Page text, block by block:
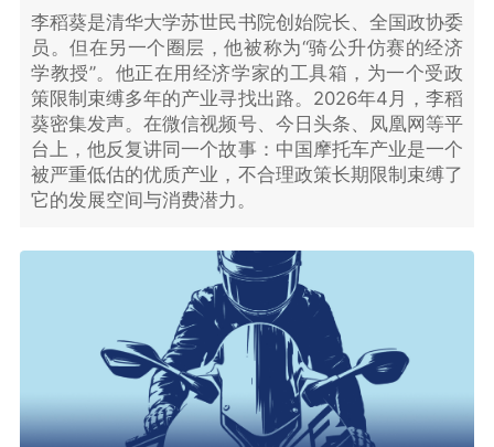
李稻葵是清华大学苏世民书院创始院长、全国政协委
员。但在另一个圈层，他被称为“骑公升仿赛的经济
学教授”。他正在用经济学家的工具箱，为一个受政
策限制束缚多年的产业寻找出路。2026年4月，李稻
葵密集发声。在微信视频号、今日头条、凤凰网等平
台上，他反复讲同一个故事：中国摩托车产业是一个
被严重低估的优质产业，不合理政策长期限制束缚了
它的发展空间与消费潜力。